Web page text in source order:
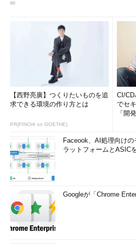
【西野亮廣】つくりたいものを追
求できる環境の作り方とは
PR(FINCHI on GOETHE)
CI/
でセ
「開
Faceook、AI処理向け
ラットフォームとASIC
Googleが「Chrome